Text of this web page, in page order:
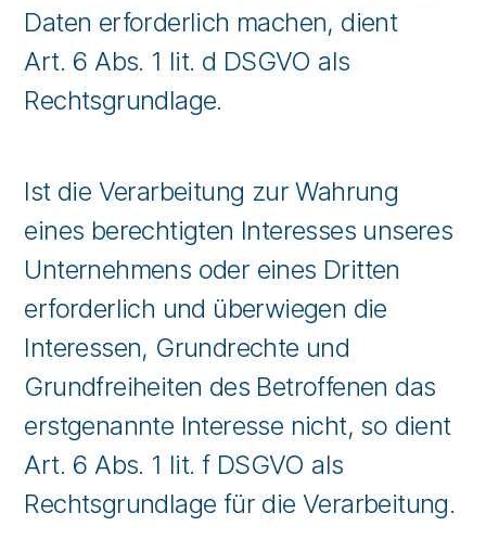
Daten erforderlich machen, dient
Art. 6 Abs. 1 lit. d DSGVO als
Rechtsgrundlage.
Ist die Verarbeitung zur Wahrung
eines berechtigten Interesses unseres
Unternehmens oder eines Dritten
erforderlich und überwiegen die
Interessen, Grundrechte und
Grundfreiheiten des Betroffenen das
erstgenannte Interesse nicht, so dient
Art. 6 Abs. 1 lit. f DSGVO als
Rechtsgrundlage für die Verarbeitung.